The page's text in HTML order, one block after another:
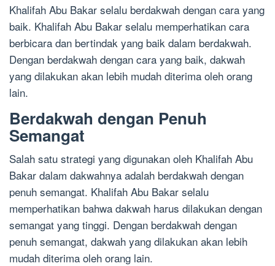
Khalifah Abu Bakar selalu berdakwah dengan cara yang
baik. Khalifah Abu Bakar selalu memperhatikan cara
berbicara dan bertindak yang baik dalam berdakwah.
Dengan berdakwah dengan cara yang baik, dakwah
yang dilakukan akan lebih mudah diterima oleh orang
lain.
Berdakwah dengan Penuh
Semangat
Salah satu strategi yang digunakan oleh Khalifah Abu
Bakar dalam dakwahnya adalah berdakwah dengan
penuh semangat. Khalifah Abu Bakar selalu
memperhatikan bahwa dakwah harus dilakukan dengan
semangat yang tinggi. Dengan berdakwah dengan
penuh semangat, dakwah yang dilakukan akan lebih
mudah diterima oleh orang lain.